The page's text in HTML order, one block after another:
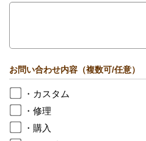
お問い合わせ内容（複数可/任意）
・カスタム
・修理
・購入